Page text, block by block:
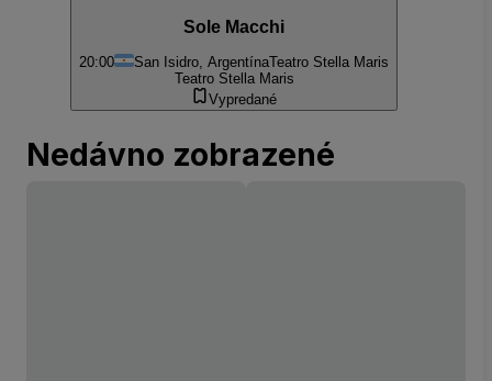
Sole Macchi
20:00 San Isidro, ArgentínaTeatro Stella Maris
Teatro Stella Maris
Vypredané
Nedávno zobrazené